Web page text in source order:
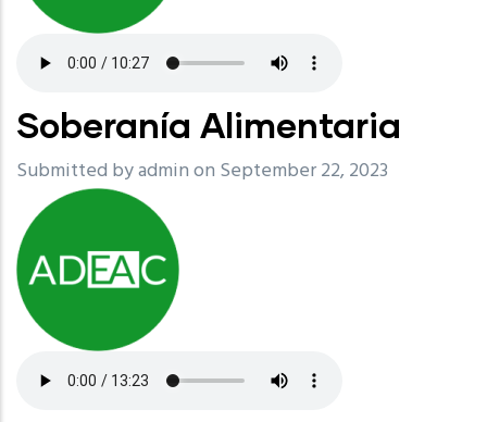
Soberanía Alimentaria
Submitted byadminon September 22, 2023